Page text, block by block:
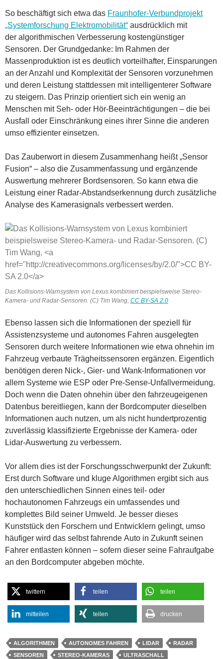
So beschäftigt sich etwa das Fraunhofer-Verbundprojekt
„Systemforschung Elektromobilität“ ausdrücklich mit
der algorithmischen Verbesserung kostengünstiger
Sensoren. Der Grundgedanke: Im Rahmen der
Massenproduktion ist es deutlich vorteilhafter, Einsparungen
an der Anzahl und Komplexität der Sensoren vorzunehmen
und deren Leistung stattdessen mit intelligenterer Software
zu steigern. Das Prinzip orientiert sich ein wenig an
Menschen mit Seh- oder Hör-Beeinträchtigungen – die bei
Ausfall oder Einschränkung eines ihrer Sinne die anderen
umso effizienter einsetzen.
Das Zauberwort in diesem Zusammenhang heißt „Sensor
Fusion“ – also die Zusammenfassung und ergänzende
Auswertung mehrerer Bordsensoren. So kann etwa die
Leistung einer Radar-Abstandserkennung durch zusätzliche
Analyse des Kamerasignals verbessert werden.
Das Kollisions-Warnsystem von Lexus kombiniert beispielsweise Stereo-
Kamera- und Radar-Sensoren. (C) Tim Wang, CC BY-SA 2.0
Ebenso lassen sich die Informationen der speziell für
Assistenzsysteme und autonomes Fahren ausgelegten
Sensoren durch weitere Informationen wie etwa ohnehin im
Fahrzeug verbaute Trägheitssensoren ergänzen. Eigentlich
benötigen deren Nick-, Gier- und Wank-Informationen vor
allem Systeme wie ESP oder Pre-Sense-Unfallvermeidung.
Doch wenn die Daten ohnehin über den fahrzeugeigenen
Datenbus bereitliegen, kann der Bordcomputer dieselben
Informationen auch nutzen, um als nicht hundertprozentig
zuverlässig klassifizierte Ergebnisse der Kamera- oder
Lidar-Auswertung zu verbessern.
Vor allem dies ist der Forschungsschwerpunkt der Zukunft:
Erst durch Software und kluge Algorithmen ergibt sich aus
den unterschiedlichen Sinnen eines teil- oder
hochautonomen Fahrzeugs ein umfassendes und
komplettes Bild seiner Umweld. Je besser dieses
Kunststück den Forschern und Entwicklern gelingt, umso
häufiger wird das selbst fahrende Auto in Zukunft seinen
Fahrer entlasten können – sofern dieser seine Fahraufgabe
an den Bordcomputer abgeben möchte.
twittern teilen teilen
mitteilen teilen drucken
ALGORITHMEN AUTONOMES FAHREN LIDAR
RADAR
SENSOREN
STEREO-KAMERAS ULTRASCHALL